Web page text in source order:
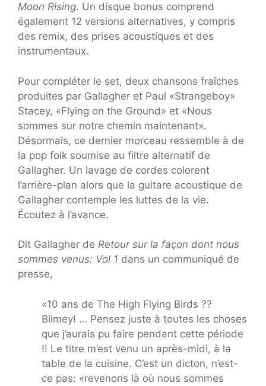
Moon Rising. Un disque bonus comprend
également 12 versions alternatives, y compris
des remix, des prises acoustiques et des
instrumentaux.
Pour compléter le set, deux chansons fraîches
produites par Gallagher et Paul «Strangeboy»
Stacey, «Flying on the Ground» et «Nous
sommes sur notre chemin maintenant».
Désormais, ce dernier morceau ressemble à de
la pop folk soumise au filtre alternatif de
Gallagher. Un lavage de cordes colorent
l’arrière-plan alors que la guitare acoustique de
Gallagher contemple les luttes de la vie.
Écoutez à l’avance.
Dit Gallagher de Retour sur la façon dont nous
sommes venus: Vol 1 dans un communiqué de
presse,
«10 ans de The High Flying Birds ??
Blimey! … Pensez juste à toutes les choses
que j’aurais pu faire pendant cette période
!! Le titre m’est venu un après-midi, à la
table de la cuisine. C’est un dicton, n’est-
ce pas: «revenons là où nous sommes